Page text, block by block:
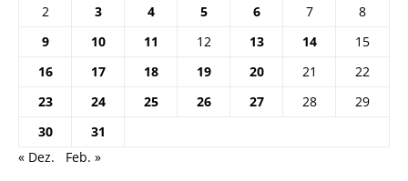
2
3 4 5 6 7
8
9
10 11 12 13 14
15
16
17 18 19 20 21
22
23
24 25 26 27 28
29
30
31
« Dez.
Feb. »